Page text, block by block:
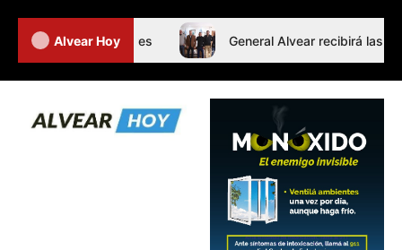
Alvear Hoy
de Intertalleres General Alvear recibirá las